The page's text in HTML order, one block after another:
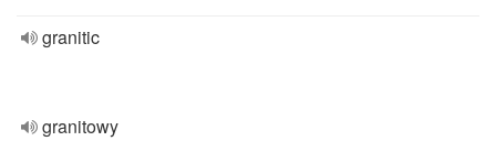
granitic
granitowy